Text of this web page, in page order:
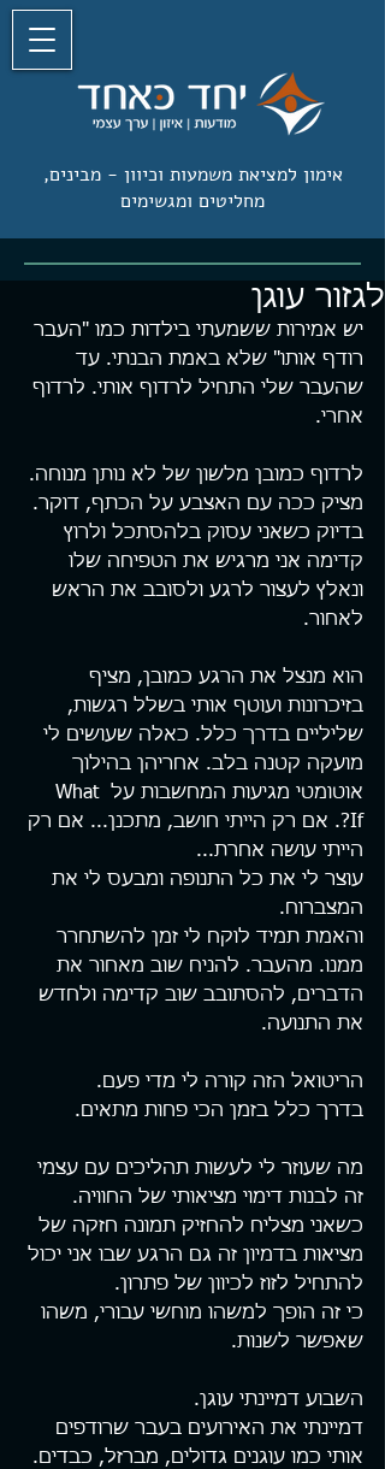
אימון למציאת משמעות וכיוון -מבינים,
מחליטים ומגשימים
לגזור עוגן
יש אמירות ששמעתי בילדות כמו "העבר
רודף אותו" שלא באמת הבנתי. עד
שהעבר שלי התחיל לרדוף אותי. לרדוף
אחרי.
לרדוף כמובן מלשון של לא נותן מנוחה.
מציק ככה עם האצבע על הכתף, דוקר.
בדיוק כשאני עסוק בלהסתכל ולרוץ
קדימה אני מרגיש את הטפיחה שלו
ונאלץ לעצור לרגע ולסובב את הראש
לאחור.
הוא מנצל את הרגע כמובן, מציף
בזיכרונות ועוטף אותי בשלל רגשות,
שליליים בדרך כלל. כאלה שעושים לי
מועקה קטנה בלב. אחריהן בהילוך
אוטומטי מגיעות המחשבות על What
If?. אם רק הייתי חושב, מתכנן... אם רק
הייתי עושה אחרת...
עוצר לי את כל התנופה ומבעס לי את
המצברוח.
והאמת תמיד לוקח לי זמן להשתחרר
ממנו. מהעבר. להניח שוב מאחור את
הדברים, להסתובב שוב קדימה ולחדש
את התנועה.
הריטואל הזה קורה לי מדי פעם.
בדרך כלל בזמן הכי פחות מתאים.
מה שעוזר לי לעשות תהליכים עם עצמי
זה לבנות דימוי מציאותי של החוויה.
כשאני מצליח להחזיק תמונה חזקה של
מציאות בדמיון זה גם הרגע שבו אני יכול
להתחיל לזוז לכיוון של פתרון.
כי זה הופך למשהו מוחשי עבורי, משהו
שאפשר לשנות.
השבוע דמיינתי עוגן.
דמיינתי את האירועים בעבר שרודפים
אותי כמו עוגנים גדולים, מברזל, כבדים.